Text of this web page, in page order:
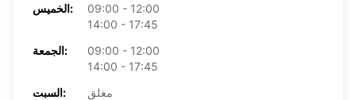
الخميس:
09:00 - 12:00
14:00 - 17:45
الجمعة:
09:00 - 12:00
14:00 - 17:45
السبت:
مغلق